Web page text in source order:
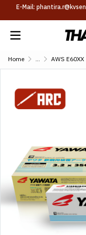
E-Mail:
Home ... AWS E60XX